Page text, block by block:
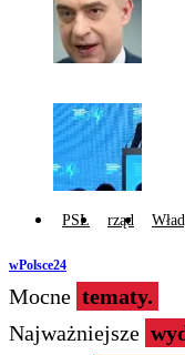
PSL rząd
wPolsce24
Mocne tematy.
Najważniejsze